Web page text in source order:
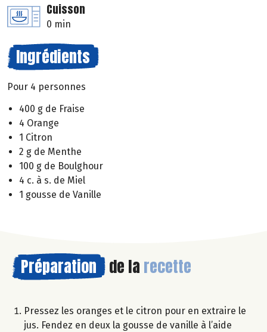
Cuisson
0 min
Ingrédients
Pour 4 personnes
400 g de Fraise
4 Orange
1 Citron
2 g de Menthe
100 g de Boulghour
4 c. à s. de Miel
1 gousse de Vanille
Préparation de la recette
Pressez les oranges et le citron pour en extraire le
jus. Fendez en deux la gousse de vanille à l’aide